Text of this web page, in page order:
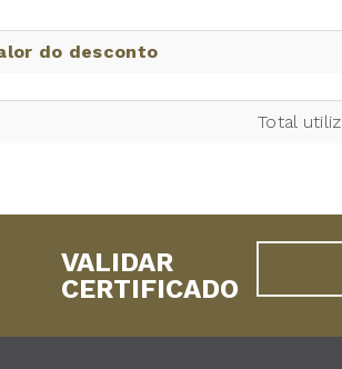
do desconto
Total
VALIDAR
CERTIFICADO